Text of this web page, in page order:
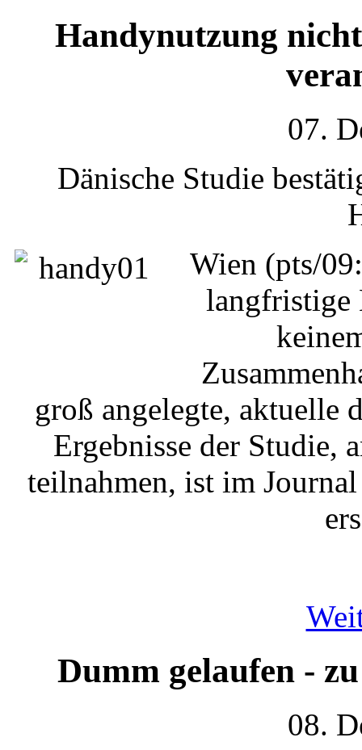
Handynutzung
07.
Dänische Studie
Wien (pts/
langfristige
groß angelegte, aktuelle
Ergebnisse der Studie,
teilnahmen, ist im
Dumm gelaufen -
08.